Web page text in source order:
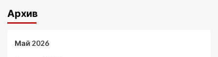
Архив
Май 2026